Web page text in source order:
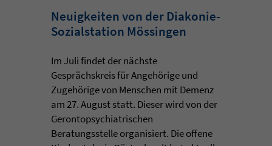
Neuigkeiten von der Diakonie-
Sozialstation Mössingen
Im Juli findet der nächste
Gesprächskreis für Angehörige und
Zugehörige von Menschen mit Demenz
am 27. August statt. Dieser wird von der
Gerontopsychiatrischen
Beratungsstelle organisiert. Die offene